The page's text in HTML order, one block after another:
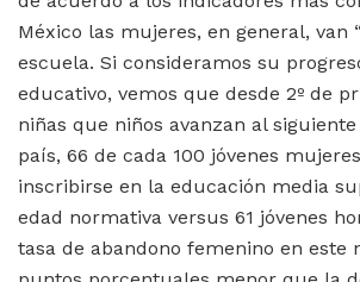
México las mujeres, en general, van
escuela. Si consideramos su
educativo, vemos que desde 2º de
niñas que niños avanzan al
país, 66 de cada 100 jóvenes
inscribirse en la educación media
edad normativa versus 61 jóvenes
tasa de abandono femenino en este